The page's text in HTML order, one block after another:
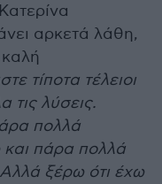
αρκετά λάθη,
τίποτα τέλειοι
τις λύσεις.
πολλά
πάρα πολλά
ξέρω ότι έχω